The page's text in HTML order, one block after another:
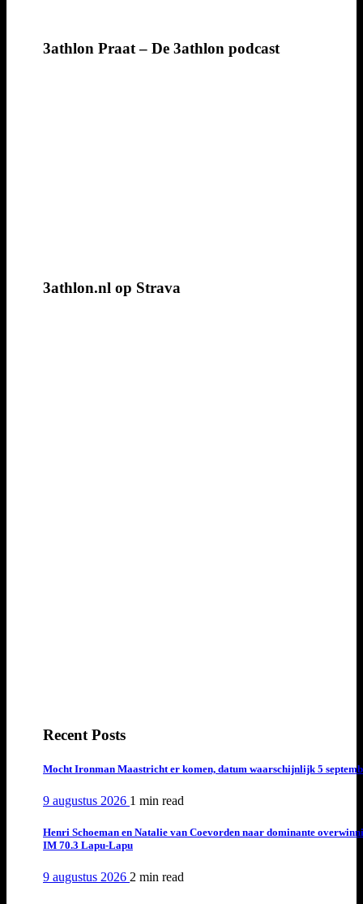
3athlon Praat – De 3athlon podcast
3athlon.nl op Strava
Recent Posts
Mocht Ironman Maastricht er komen, datum waarschijnlijk 5
9 augustus 2026 1 min read
Henri Schoeman en Natalie van Coevorden naar dominante
IM 70.3 Lapu-Lapu
9 augustus 2026 2 min read